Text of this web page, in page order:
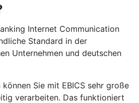
Internet Communication
Standard in der
Unternehmen und deutschen
können Sie mit EBICS sehr große
verarbeiten. Das funktioniert